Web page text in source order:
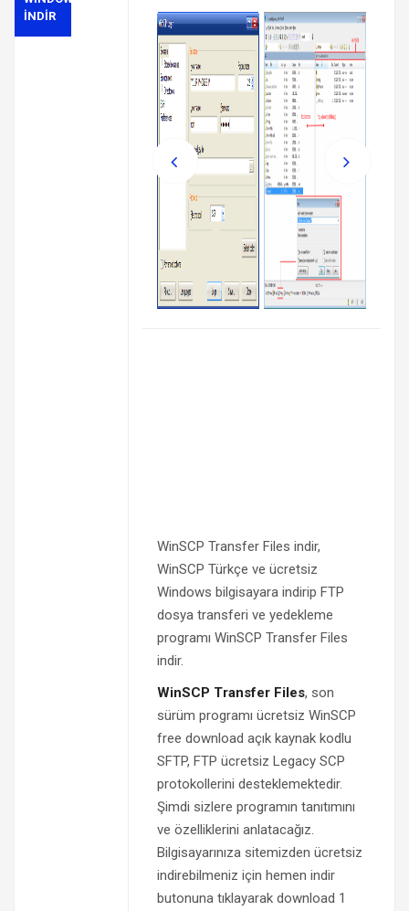
INDIR
WinSCP Transfer Files indir,
WinSCP Türkçe ve ücretsiz
Windows bilgisayara indirip FTP
dosya transferi ve yedekleme
programı WinSCP Transfer Files
indir.
WinSCP Transfer Files, son
sürüm programı ücretsiz WinSCP
free download açık kaynak kodlu
SFTP, FTP ücretsiz Legacy SCP
protokollerini desteklemektedir.
Şimdi sizlere programın tanıtımını
ve özelliklerini anlatacağız.
Bilgisayarınıza sitemizden ücretsiz
indirebilmeniz için hemen indir
butonuna tıklayarak download 1